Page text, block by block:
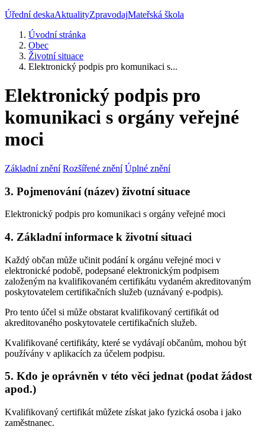
Úřední deskaAktualityZpravodajMateřská škola
Úvodní stránka
Obec
Životní situace
Elektronický podpis pro komunikaci s...
Elektronický podpis pro
komunikaci s orgány veřejné
moci
Základní znění Rozšířené znění Úplné znění
3. Pojmenování (název) životní situace
Elektronický podpis pro komunikaci s orgány veřejné moci
4. Základní informace k životní situaci
Každý občan může učinit podání k orgánu veřejné moci v
elektronické podobě, podepsané elektronickým podpisem
založeným na kvalifikovaném certifikátu vydaném akreditovaným
poskytovatelem certifikačních služeb (uznávaný e-podpis).
Pro tento účel si může obstarat kvalifikovaný certifikát od
akreditovaného poskytovatele certifikačních služeb.
Kvalifikované certifikáty, které se vydávají občanům, mohou být
používány v aplikacích za účelem podpisu.
5. Kdo je oprávněn v této věci jednat (podat žádost
apod.)
Kvalifikovaný certifikát můžete získat jako fyzická osoba i jako
zaměstnanec.